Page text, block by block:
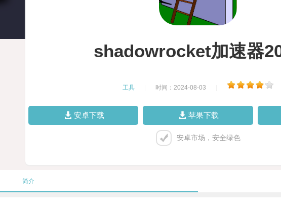
shadowrocket加速器
工具 时间：2024-08-03
安卓下载 苹果下载
安卓市场，安全绿色
简介